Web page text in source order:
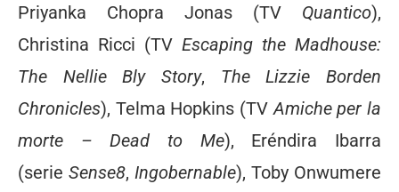
Priyanka Chopra Jonas (TV Quantico),
Christina Ricci (TV Escaping the Madhouse:
The Nellie Bly Story, The Lizzie Borden
Chronicles), Telma Hopkins (TVAmiche per la
morte – Dead to Me), Eréndira Ibarra
(serie Sense8, Ingobernable), Toby Onwumere